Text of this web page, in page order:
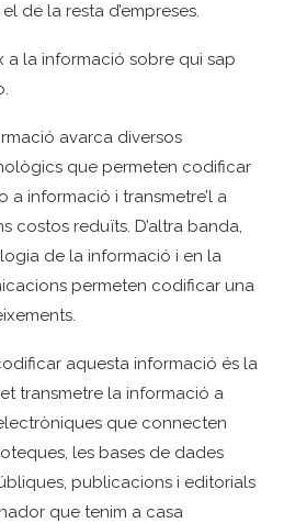
de la resta d’empreses.
a la informació sobre qui sap
avarca diversos
que permeten codificar
a informació i transmetre’l a
costos reduïts. D’altra banda,
de la informació i en la
permeten codificar una
aquesta informació és la
transmetre la informació a
que connecten
les bases de dades
publicacions i editorials
que tenim a casa